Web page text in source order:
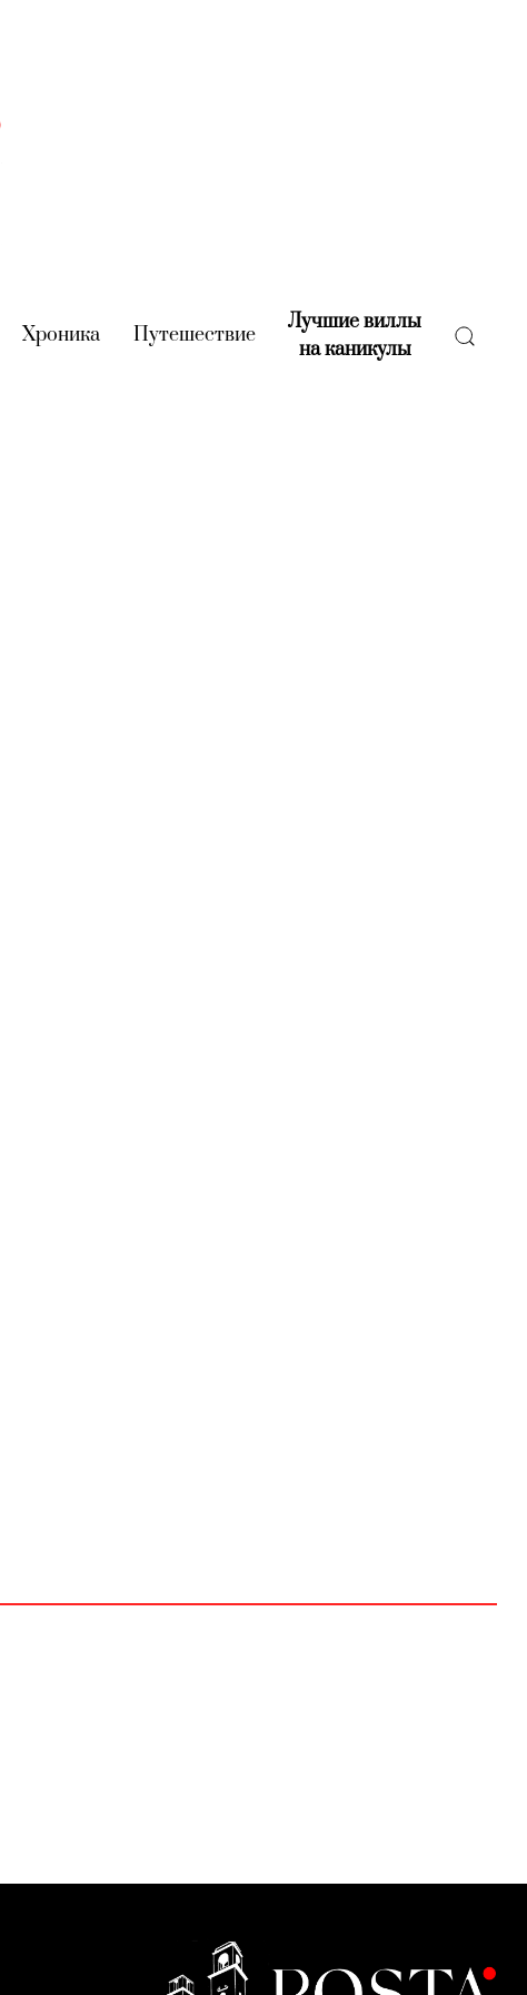
(current)
Хроника (current)
Путешествие(current)
Лучшие виллы
на каникулы(current)